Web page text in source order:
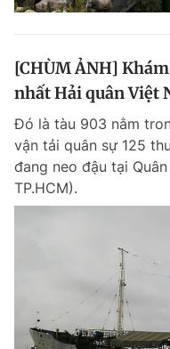
[CHÙM ẢNH]
nhất Hải quân Việt
Đó là tàu 903 nằm
vận tải quân sự 125
đang neo đậu tại
TP.HCM).